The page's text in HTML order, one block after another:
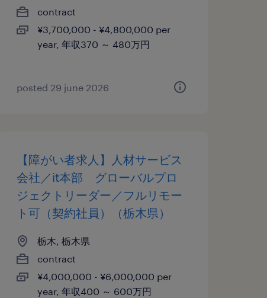
contract
¥3,700,000 - ¥4,800,000 per
year, 年収370 ～ 480万円
posted 29 june 2026
【障がい者求人】人材サービス
会社／it本部 グローバルプロ
ジェクトリーダー／フルリモー
ト可（契約社員）（栃木県）
栃木, 栃木県
contract
¥4,000,000 - ¥6,000,000 per
year, 年収400 ～ 600万円